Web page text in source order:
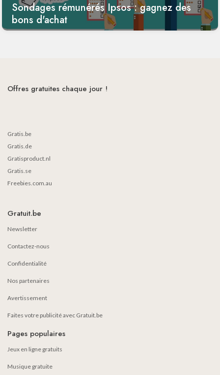
Sondages rémunérés Ipsos : gagnez des
bons d'achat
Offres gratuites chaque jour !
Gratis.be
Gratis.de
Gratisproduct.nl
Gratis.se
Freebies.com.au
Gratuit.be
Newsletter
Contactez-nous
Confidentialité
Nos partenaires
Avertissement
Faites votre publicité avec Gratuit.be
Pages populaires
Jeux en ligne gratuits
Musique gratuite